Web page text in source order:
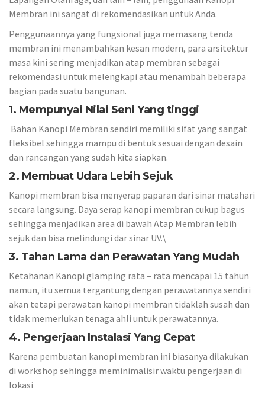
Membran ini sangat di rekomendasikan untuk Anda.
Penggunaannya yang fungsional juga memasang tenda
membran ini menambahkan kesan modern, para arsitektur
masa kini sering menjadikan atap membran sebagai
rekomendasi untuk melengkapi atau menambah beberapa
bagian pada suatu bangunan.
1. Mempunyai Nilai Seni Yang tinggi
Bahan Kanopi Membran sendiri memiliki sifat yang sangat
fleksibel sehingga mampu di bentuk sesuai dengan desain
dan rancangan yang sudah kita siapkan.
2. Membuat Udara Lebih Sejuk
Kanopi membran bisa menyerap paparan dari sinar matahari
secara langsung. Daya serap kanopi membran cukup bagus
sehingga menjadikan area di bawah Atap Membran lebih
sejuk dan bisa melindungi dar sinar UV.\
3. Tahan Lama dan Perawatan Yang Mudah
Ketahanan Kanopi glamping rata – rata mencapai 15 tahun
namun, itu semua tergantung dengan perawatannya sendiri
akan tetapi perawatan kanopi membran tidaklah susah dan
tidak memerlukan tenaga ahli untuk perawatannya.
4. Pengerjaan Instalasi Yang Cepat
Karena pembuatan kanopi membran ini biasanya dilakukan
di workshop sehingga meminimalisir waktu pengerjaan di
lokasi